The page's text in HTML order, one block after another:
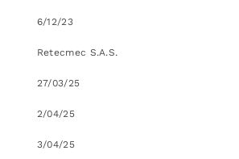
6/12/23
Retecmec S.A.S.
27/03/25
2/04/25
3/04/25